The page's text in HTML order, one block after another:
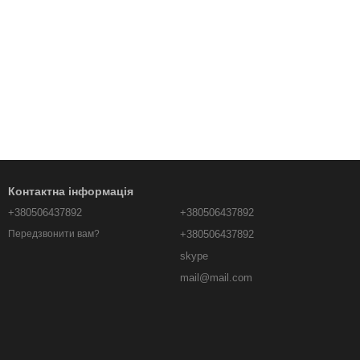
Контактна інформація
+380506437892
Передзвонити вам?
+380506437892
+380506437892
skype
mail@mail.com